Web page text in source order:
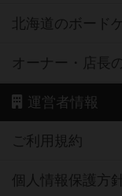
北海道のボード
オーナー・店長
運営者情報
ご利用規約
個人情報保護方針